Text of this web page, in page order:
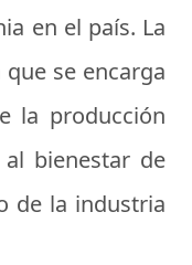
en el país. La
se encarga
la producción
bienestar de
de la industria